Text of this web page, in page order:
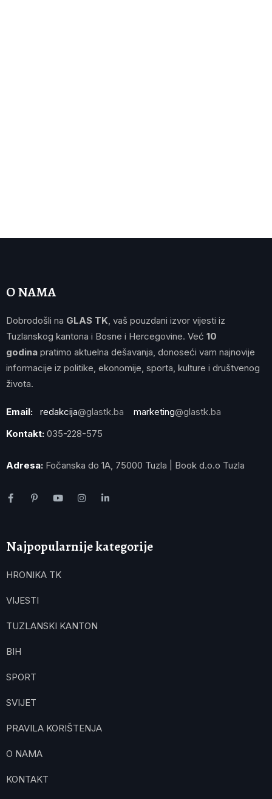
O NAMA
Dobrodošli na GLAS TK , vaš pouzdani izvor vijesti iz
Tuzlanskog kantona i Bosne i Hercegovine. Već 10
godina pratimo aktuelna dešavanja, donoseći vam najnovije
informacije iz politike, ekonomije, sporta, kulture i društvenog
života.
Email: redakcija@glastk.ba marketing@glastk.ba
Kontakt: 035-228-575
Adresa: Fočanska do 1A, 75000 Tuzla | Book d.o.o Tuzla
Najpopularnije kategorije
HRONIKA TK
VIJESTI
TUZLANSKI KANTON
BIH
SPORT
SVIJET
PRAVILA KORIŠTENJA
O NAMA
KONTAKT